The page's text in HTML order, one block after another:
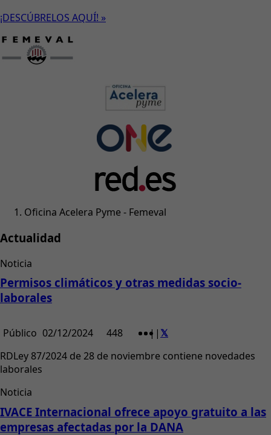
¡DESCÚBRELOS AQUÍ! »
Oficina Acelera Pyme - Femeval
Actualidad
Noticia
Permisos climáticos y otras medidas socio-
laborales
Público 02/12/2024 448 | |
RDLey 87/2024 de 28 de noviembre contiene novedades
laborales
Noticia
IVACE Internacional ofrece apoyo gratuito a las
empresas afectadas por la DANA